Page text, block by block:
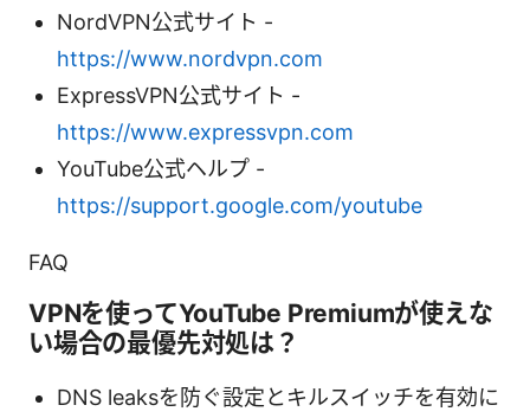
NordVPN公式サイト -
https://www.nordvpn.com
ExpressVPN公式サイト -
https://www.expressvpn.com
YouTube公式ヘルプ -
https://support.google.com/youtube
FAQ
VPNを使ってYouTube Premiumが使えな
い場合の最優先対処は？
DNS leaksを防ぐ設定とキルスイッチを有効に